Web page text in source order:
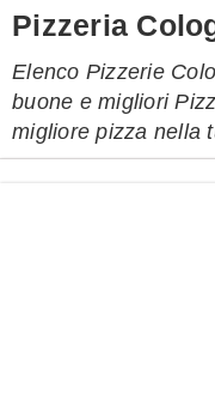
Pizzeria
Elenco Pizzerie
buone e migliori
migliore pizza nella